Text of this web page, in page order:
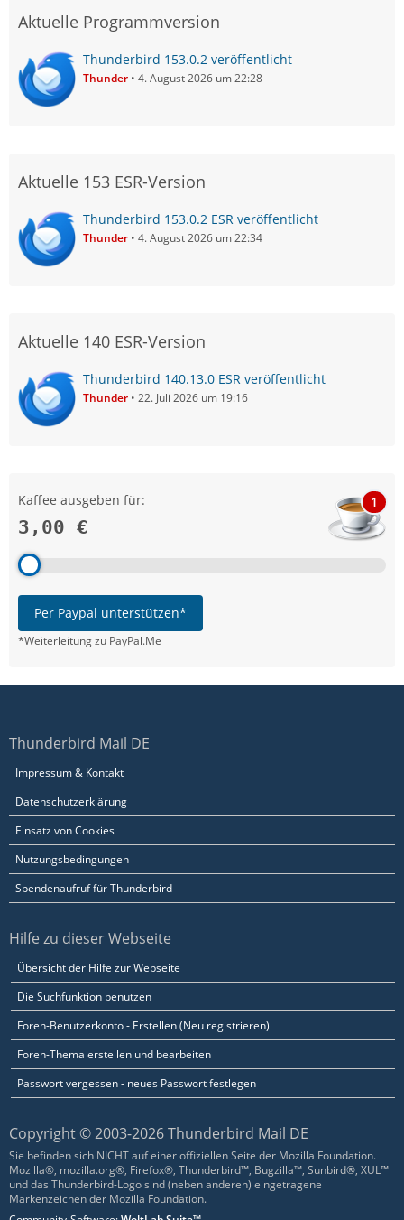
Aktuelle Programmversion
Thunderbird 153.0.2 veröffentlicht
Thunder 4. August 2026 um 22:28
Aktuelle 153 ESR-Version
Thunderbird 153.0.2 ESR veröffentlicht
Thunder 4. August 2026 um 22:34
Aktuelle 140 ESR-Version
Thunderbird 140.13.0 ESR veröffentlicht
Thunder 22. Juli 2026 um 19:16
Kaffee ausgeben für:
3,00 €
1
Per Paypal unterstützen*
*Weiterleitung zu PayPal.Me
Thunderbird Mail DE
Impressum & Kontakt
Datenschutzerklärung
Einsatz von Cookies
Nutzungsbedingungen
Spendenaufruf für Thunderbird
Hilfe zu dieser Webseite
Übersicht der Hilfe zur Webseite
Die Suchfunktion benutzen
Foren-Benutzerkonto - Erstellen (Neu registrieren)
Foren-Thema erstellen und bearbeiten
Passwort vergessen - neues Passwort festlegen
Copyright © 2003-2026 Thunderbird Mail DE
Sie befinden sich NICHT auf einer offiziellen Seite der Mozilla Foundation.
Mozilla®, mozilla.org®, Firefox®, Thunderbird™, Bugzilla™, Sunbird®, XUL™
und das Thunderbird-Logo sind (neben anderen) eingetragene
Markenzeichen der Mozilla Foundation.